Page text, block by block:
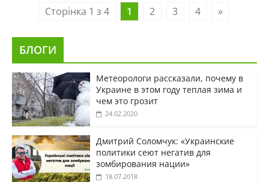
Сторінка 1 з 4 1 2 3 4 »
БЛОГИ
Метеорологи рассказали, почему в
Украине в этом году теплая зима и
чем это грозит
24.02.2020
Дмитрий Соломчук: «Украинские
политики сеют негатив для
зомбирования нации»
18.07.2018